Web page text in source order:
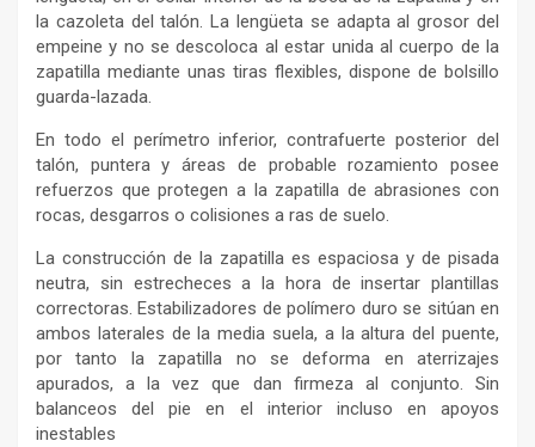
la cazoleta del talón. La lengüeta se adapta al grosor del
empeine y no se descoloca al estar unida al cuerpo de la
zapatilla mediante unas tiras flexibles, dispone de bolsillo
guarda-lazada.
En todo el perímetro inferior, contrafuerte posterior del
talón, puntera y áreas de probable rozamiento posee
refuerzos que protegen a la zapatilla de abrasiones con
rocas, desgarros o colisiones a ras de suelo.
La construcción de la zapatilla es espaciosa y de pisada
neutra, sin estrecheces a la hora de insertar plantillas
correctoras. Estabilizadores de polímero duro se sitúan en
ambos laterales de la media suela, a la altura del puente,
por tanto la zapatilla no se deforma en aterrizajes
apurados, a la vez que dan firmeza al conjunto. Sin
balanceos del pie en el interior incluso en apoyos
inestables